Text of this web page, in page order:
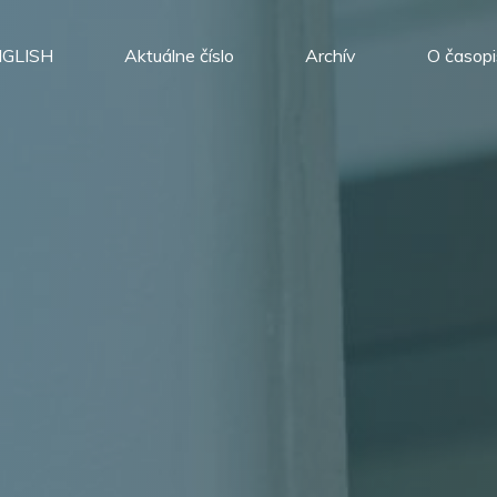
Aktuálne číslo Archív O